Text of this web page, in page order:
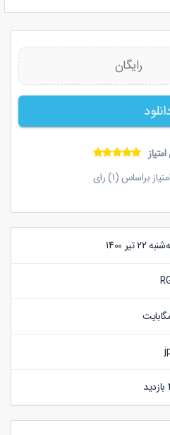
رایگان
براساس (1) رای
22 تیر 1400